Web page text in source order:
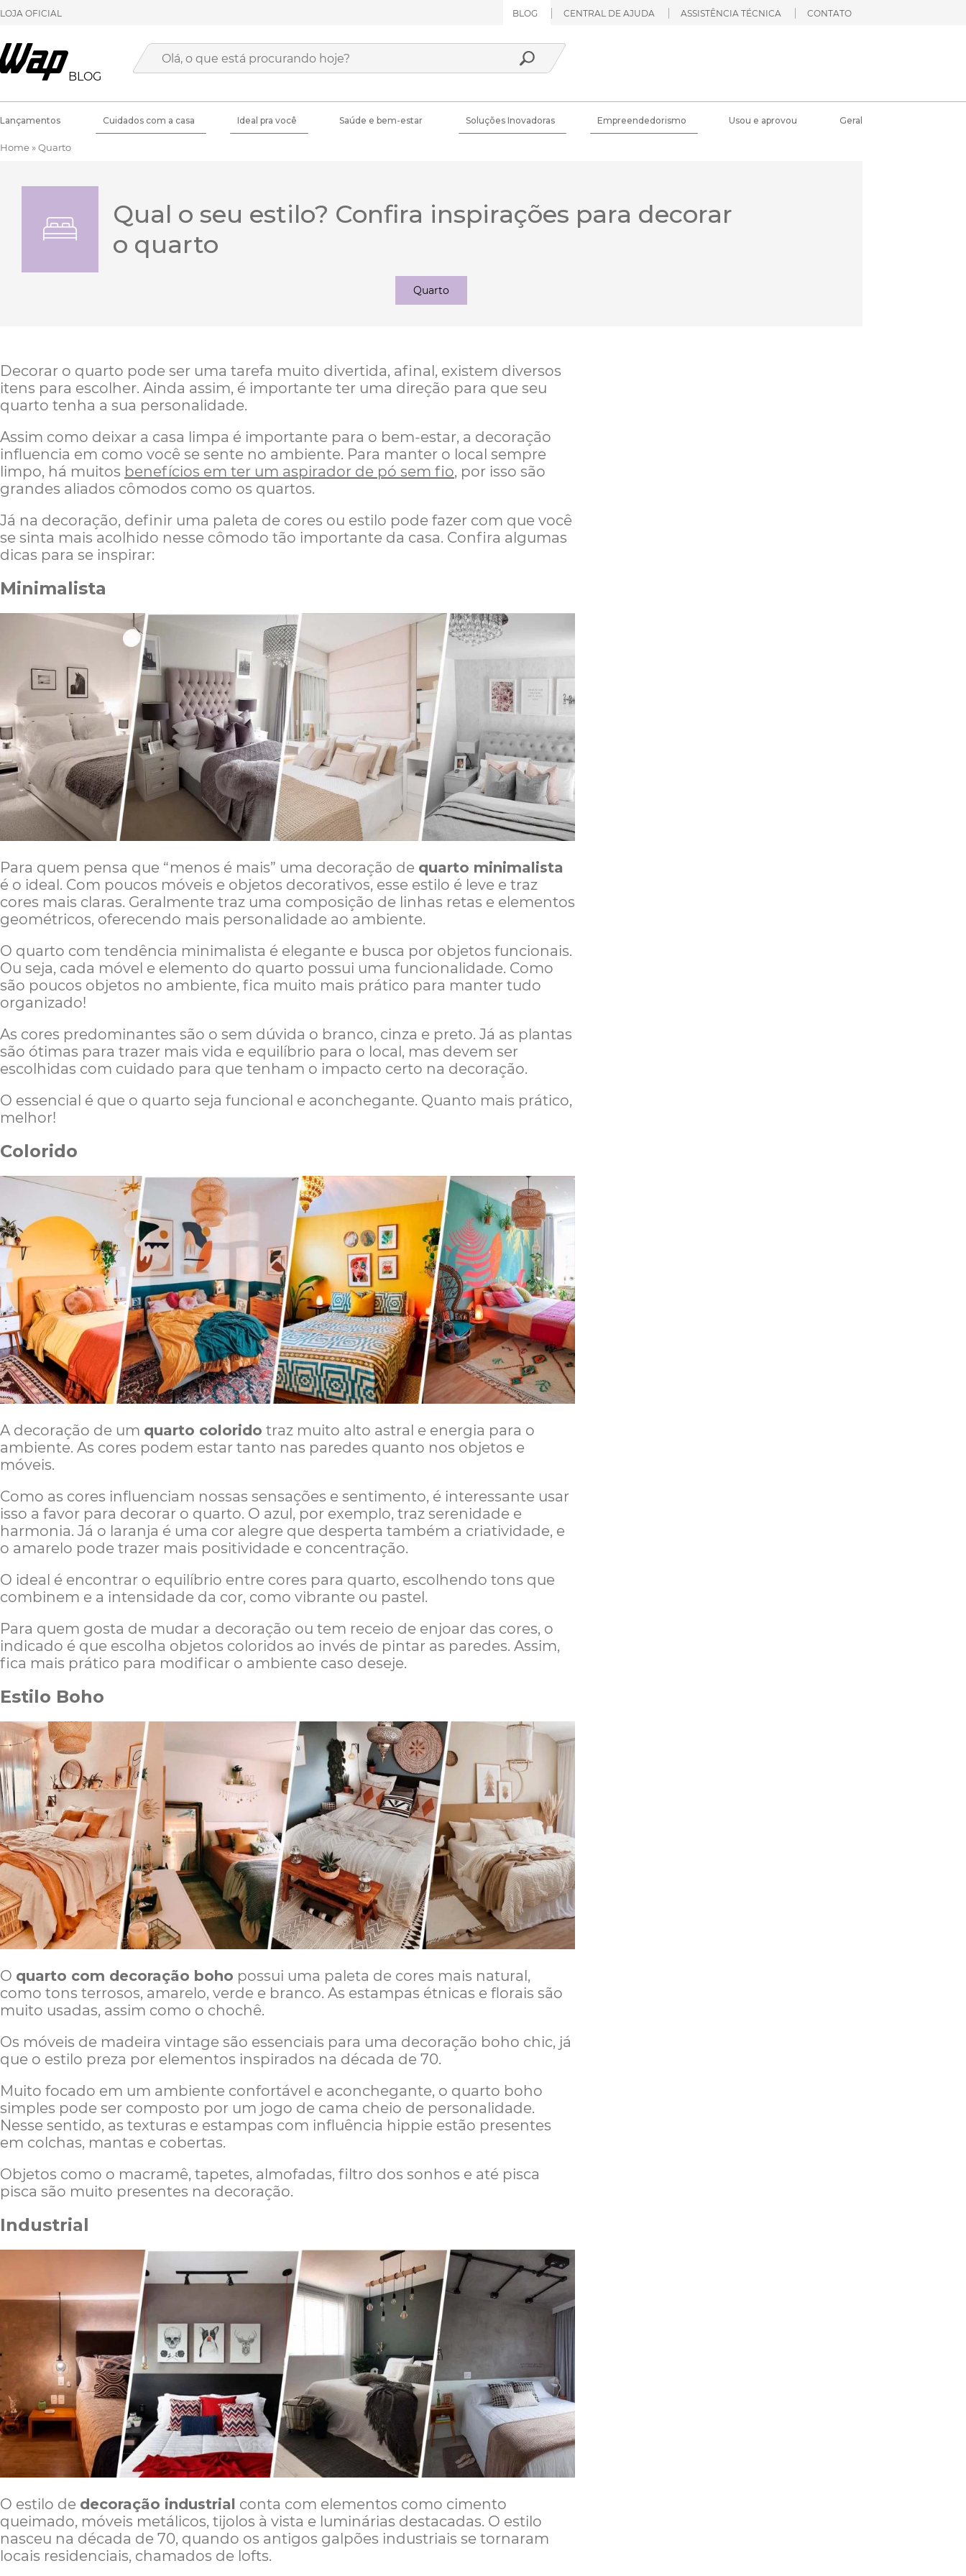
LOJA OFICIAL BLOG CENTRAL DE AJUDA ASSISTÊNCIA TÉCNICA CONTATO
BLOG
Lançamentos Cuidados com a casa Ideal pra você Saúde e bem-estar Soluções Inovadoras Empreendedorismo Usou e aprovou Geral
Home»Quarto
Qual o seu estilo? Confira inspirações para decorar
o quarto
Quarto
Decorar o quarto pode ser uma tarefa muito divertida, afinal, existem diversos
itens para escolher. Ainda assim, é importante ter uma direção para que seu
quarto tenha a sua personalidade.
Assim como deixar a casa limpa é importante para o bem-estar, a decoração
influencia em como você se sente no ambiente. Para manter o local sempre
limpo, há muitos benefícios em ter um aspirador de pó sem fio, por isso são
grandes aliados cômodos como os quartos.
Já na decoração, definir uma paleta de cores ou estilo pode fazer com que você
se sinta mais acolhido nesse cômodo tão importante da casa. Confira algumas
dicas para se inspirar:
Minimalista
Para quem pensa que “menos é mais” uma decoração de quarto minimalista
é o ideal. Com poucos móveis e objetos decorativos, esse estilo é leve e traz
cores mais claras. Geralmente traz uma composição de linhas retas e elementos
geométricos, oferecendo mais personalidade ao ambiente.
O quarto com tendência minimalista é elegante e busca por objetos funcionais.
Ou seja, cada móvel e elemento do quarto possui uma funcionalidade. Como
são poucos objetos no ambiente, fica muito mais prático para manter tudo
organizado!
As cores predominantes são o sem dúvida o branco, cinza e preto. Já as plantas
são ótimas para trazer mais vida e equilíbrio para o local, mas devem ser
escolhidas com cuidado para que tenham o impacto certo na decoração.
O essencial é que o quarto seja funcional e aconchegante. Quanto mais prático,
melhor!
Colorido
A decoração de um quarto colorido traz muito alto astral e energia para o
ambiente. As cores podem estar tanto nas paredes quanto nos objetos e
móveis.
Como as cores influenciam nossas sensações e sentimento, é interessante usar
isso a favor para decorar o quarto. O azul, por exemplo, traz serenidade e
harmonia. Já o laranja é uma cor alegre que desperta também a criatividade, e
o amarelo pode trazer mais positividade e concentração.
O ideal é encontrar o equilíbrio entre cores para quarto, escolhendo tons que
combinem e a intensidade da cor, como vibrante ou pastel.
Para quem gosta de mudar a decoração ou tem receio de enjoar das cores, o
indicado é que escolha objetos coloridos ao invés de pintar as paredes. Assim,
fica mais prático para modificar o ambiente caso deseje.
Estilo Boho
O quarto com decoração boho possui uma paleta de cores mais natural,
como tons terrosos, amarelo, verde e branco. As estampas étnicas e florais são
muito usadas, assim como o chochê.
Os móveis de madeira vintage são essenciais para uma decoração boho chic, já
que o estilo preza por elementos inspirados na década de 70.
Muito focado em um ambiente confortável e aconchegante, o quarto boho
simples pode ser composto por um jogo de cama cheio de personalidade.
Nesse sentido, as texturas e estampas com influência hippie estão presentes
em colchas, mantas e cobertas.
Objetos como o macramê, tapetes, almofadas, filtro dos sonhos e até pisca
pisca são muito presentes na decoração.
Industrial
O estilo de decoração industrial conta com elementos como cimento
queimado, móveis metálicos, tijolos à vista e luminárias destacadas. O estilo
nasceu na década de 70, quando os antigos galpões industriais se tornaram
locais residenciais, chamados de lofts.